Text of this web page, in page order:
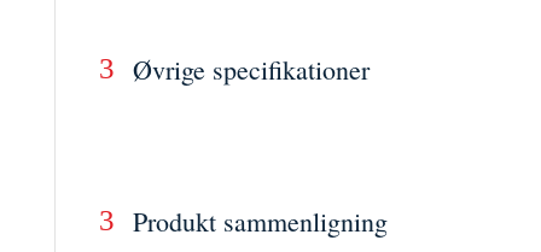
Øvrige specifikationer
Produkt sammenligning